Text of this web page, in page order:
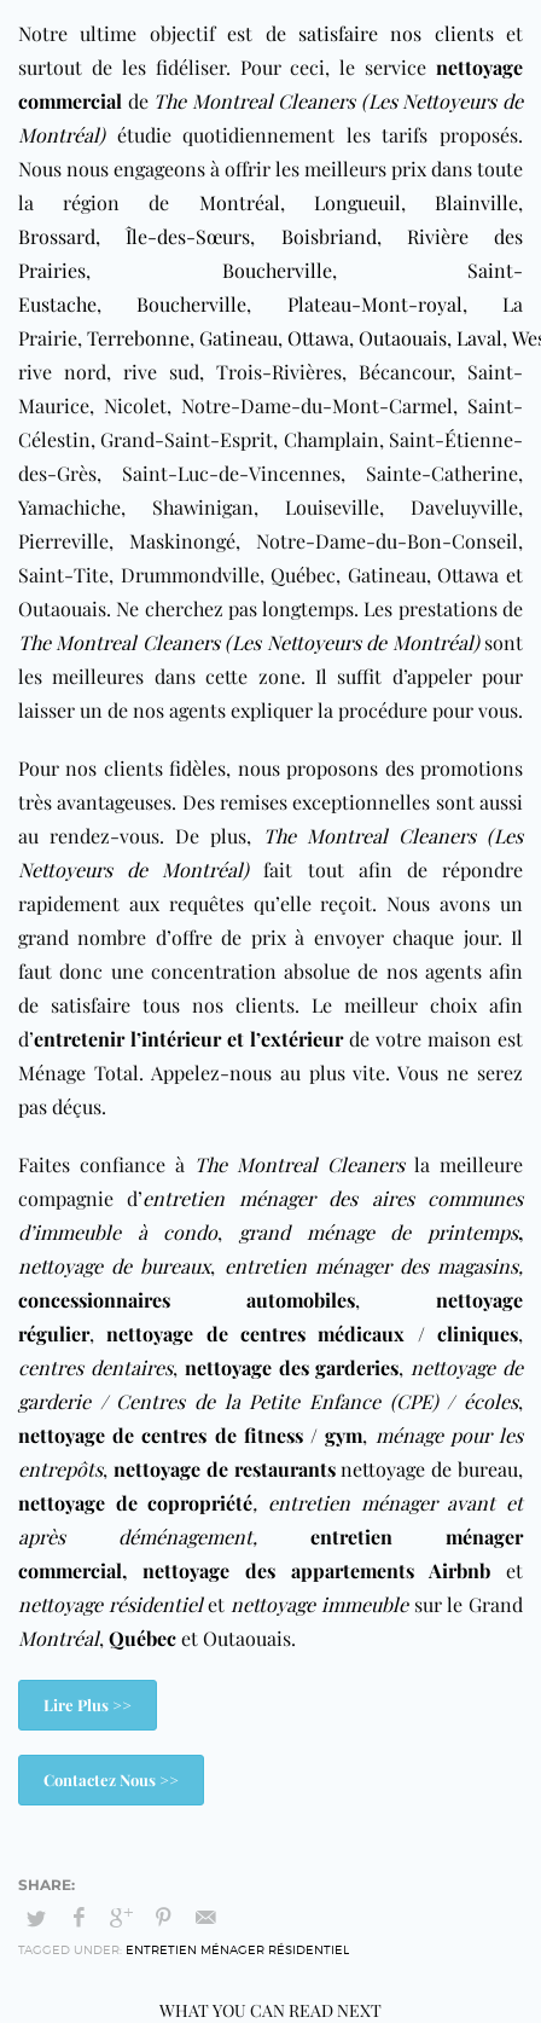
Notre ultime objectif est de satisfaire nos clientset
surtout de les fidéliser. Pour ceci, le service nettoyage
commercial de The Montreal Cleaners (Les Nettoyeurs de
Montréal)étudie quotidiennement les tarifs proposés.
Nous nous engageons à offrir les meilleurs prix dans toute
la région de Montréal, Longueuil,Blainville,
Brossard,Île-des-Sœurs, Boisbriand, Rivière des
Prairies, Boucherville, Saint-
Eustache,Boucherville, Plateau-Mont-royal, La
Prairie, Terrebonne, Gatineau, Ottawa, Outaouais, Laval,
rive nord, rive sud, Trois-Rivières, Bécancour, Saint-
Maurice, Nicolet, Notre-Dame-du-Mont-Carmel, Saint-
Célestin, Grand-Saint-Esprit, Champlain, Saint-Étienne-
des-Grès, Saint-Luc-de-Vincennes, Sainte-Catherine,
Yamachiche, Shawinigan, Louiseville, Daveluyville,
Pierreville, Maskinongé, Notre-Dame-du-Bon-Conseil,
Saint-Tite, Drummondville, Québec, Gatineau, Ottawa et
Outaouais. Ne cherchez pas longtemps. Les prestations de
The Montreal Cleaners (Les Nettoyeurs de Montréal)sont
les meilleures dans cette zone. Il suffit d’appeler pour
laisser un de nos agents expliquer la procédure pour vous.
Pour nos clients fidèles, nous proposons des promotions
très avantageuses. Des remises exceptionnelles sont aussi
au rendez-vous. De plus,
The Montreal Cleaners (Les
Nettoyeurs de Montréal)fait tout afin de répondre
rapidement aux requêtes qu’elle reçoit. Nous avons un
grand nombre d’offre de prix à envoyer chaque jour. Il
faut donc une concentration absolue de nos agents afin
de satisfaire tous nos clients. Le meilleur choix afin
d’entretenir l’intérieur et l’extérieurde votre maison est
Ménage Total. Appelez-nous au plus vite. Vous ne serez
pas déçus.
Faites confiance à The Montreal Cleanersla meilleure
compagnie d’entretien ménager des aires communes
d’immeuble à condo, grand ménage de printemps,
nettoyage de bureaux, entretien ménager des magasins,
concessionnaires automobiles,
nettoyage
régulier,nettoyage de centres médicaux / cliniques,
centres dentaires, nettoyage des garderies, nettoyage de
garderie / Centres de la Petite Enfance (CPE) / écoles,
nettoyage de centres de fitness / gym, ménage pour les
entrepôts, nettoyage de restaurants nettoyage de bureau,
nettoyage de copropriété, entretien ménager avant et
après déménagement, entretien ménager
commercial, nettoyage des appartements Airbnb et
nettoyage résidentielet nettoyage immeublesur le Grand
Montréal, Québecet Outaouais.
Lire Plus >>
Contactez Nous >>
TAGGED UNDER: ENTRETIEN MÉNAGER RÉSIDENTIEL
WHAT YOU CAN READ NEXT